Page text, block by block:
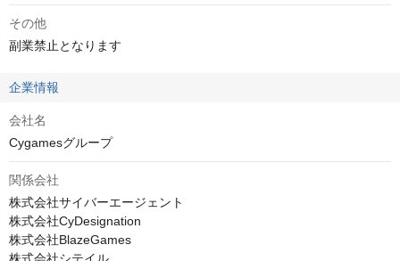
その他
副業禁止となります
企業情報
会社名
Cygamesグループ
関係会社
株式会社サイバーエージェント
株式会社CyDesignation
株式会社BlazeGames